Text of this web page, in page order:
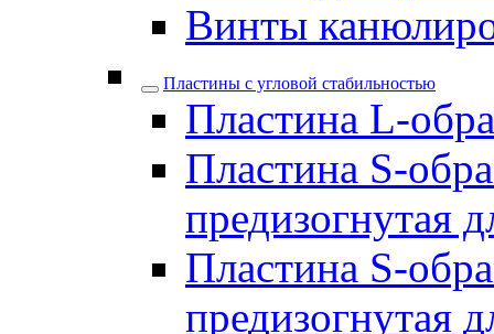
Винты
Пластины с угловой стабильностью
Пластина L-
Пластина S-
предизогнутая
Пластина S-
предизогнутая